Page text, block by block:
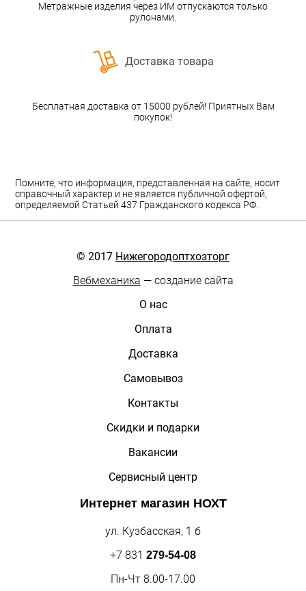
Метражные изделия через ИМ отпускаются только
рулонами.
Доставка товара
Бесплатная доставка от 15000 рублей! Приятных Вам
покупок!
Помните, что информация, представленная на сайте, носит
справочный характер и не является публичной офертой,
определяемой Статьей 437 Гражданского кодекса РФ.
© 2017 Нижегородоптхозторг
Вебмеханика — создание сайта
О нас
Оплата
Доставка
Самовывоз
Контакты
Скидки и подарки
Вакансии
Сервисный центр
Интернет магазин НОХТ
ул. Кузбасская, 1 б
+7 831 279-54-08
Пн-Чт 8.00-17.00